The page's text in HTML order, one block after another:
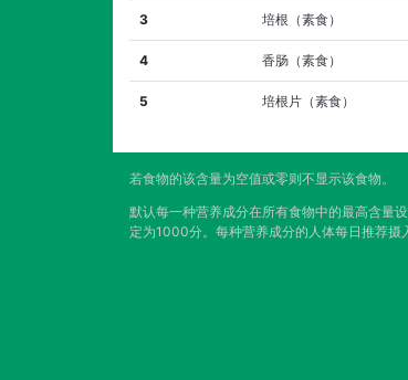
3 培根（素食）
4 香肠（素食）
5 培根片（素食）
若食物的该含量为空值或零则不显示该食物。
默认每一种营养成分在所有食物中的最高含量
定为1000分。每种营养成分的人体每日推荐摄